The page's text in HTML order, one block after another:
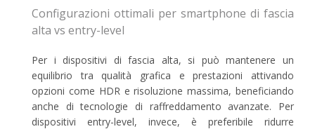
Configurazioni ottimali per smartphone di fascia
alta vs entry-level
Per i dispositivi di fascia alta, si può mantenere un
equilibrio tra qualità grafica e prestazioni attivando
opzioni come HDR e risoluzione massima, beneficiando
anche di tecnologie di raffreddamento avanzate. Per
dispositivi entry-level, invece, è preferibile ridurre